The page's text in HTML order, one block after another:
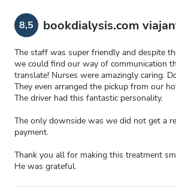
8,5 bookdialysis.com
The staff was super friendly and despite
we could find our way of communication
translate! Nurses were amazingly caring.
They even arranged the pickup from our
The driver had this fantastic personality.
The only downside was we did not get a
payment.
Thank you all for making this treatment
He was grateful.